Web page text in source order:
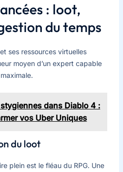
: loot,
du temps
ses ressources virtuelles
moyen d’un expert capable
dans Diablo 4 :
vos Uber Uniques
du loot
plein est le fléau du RPG. Une